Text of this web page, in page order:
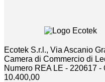
pagina
prodotto
a
€65,00
Ecotek S.r.l., Via Ascanio
Camera di Commercio di
Numero REA LE - 220617
10.400,00